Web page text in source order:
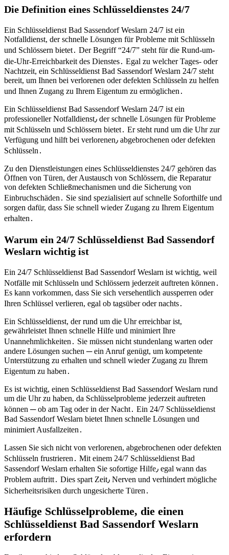
Die Definition eines Schlüsseldienstes 24/7
Ein Schlüsseldienst Bad Sassendorf Weslarn 24/7 ist ein
Notfalldienst, der schnelle Lösungen für Probleme mit Schlüsseln
und Schlössern bietet․ Der Begriff “24/7” steht für die Rund-um-
die-Uhr-Erreichbarkeit des Dienstes․ Egal zu welcher Tages- oder
Nachtzeit, ein Schlüsseldienst Bad Sassendorf Weslarn 24/7 steht
bereit, um Ihnen bei verlorenen oder defekten Schlüsseln zu helfen
und Ihnen Zugang zu Ihrem Eigentum zu ermöglichen․
Ein Schlüsseldienst Bad Sassendorf Weslarn 24/7 ist ein
professioneller Notfalldienst٫ der schnelle Lösungen für Probleme
mit Schlüsseln und Schlössern bietet․ Er steht rund um die Uhr zur
Verfügung und hilft bei verlorenen٫ abgebrochenen oder defekten
Schlüsseln․
Zu den Dienstleistungen eines Schlüsseldienstes 24/7 gehören das
Öffnen von Türen, der Austausch von Schlössern, die Reparatur
von defekten Schließmechanismen und die Sicherung von
Einbruchschäden․ Sie sind spezialisiert auf schnelle Soforthilfe und
sorgen dafür, dass Sie schnell wieder Zugang zu Ihrem Eigentum
erhalten․
Warum ein 24/7 Schlüsseldienst Bad Sassendorf
Weslarn wichtig ist
Ein 24/7 Schlüsseldienst Bad Sassendorf Weslarn ist wichtig, weil
Notfälle mit Schlüsseln und Schlössern jederzeit auftreten können․
Es kann vorkommen, dass Sie sich versehentlich aussperren oder
Ihren Schlüssel verlieren, egal ob tagsüber oder nachts․
Ein Schlüsseldienst, der rund um die Uhr erreichbar ist,
gewährleistet Ihnen schnelle Hilfe und minimiert Ihre
Unannehmlichkeiten․ Sie müssen nicht stundenlang warten oder
andere Lösungen suchen ─ ein Anruf genügt, um kompetente
Unterstützung zu erhalten und schnell wieder Zugang zu Ihrem
Eigentum zu haben․
Es ist wichtig, einen Schlüsseldienst Bad Sassendorf Weslarn rund
um die Uhr zu haben, da Schlüsselprobleme jederzeit auftreten
können ─ ob am Tag oder in der Nacht․ Ein 24/7 Schlüsseldienst
Bad Sassendorf Weslarn bietet Ihnen schnelle Lösungen und
minimiert Ausfallzeiten․
Lassen Sie sich nicht von verlorenen, abgebrochenen oder defekten
Schlüsseln frustrieren․ Mit einem 24/7 Schlüsseldienst Bad
Sassendorf Weslarn erhalten Sie sofortige Hilfe٫ egal wann das
Problem auftritt․ Dies spart Zeit٫ Nerven und verhindert mögliche
Sicherheitsrisiken durch ungesicherte Türen․
Häufige Schlüsselprobleme, die einen
Schlüsseldienst Bad Sassendorf Weslarn
erfordern